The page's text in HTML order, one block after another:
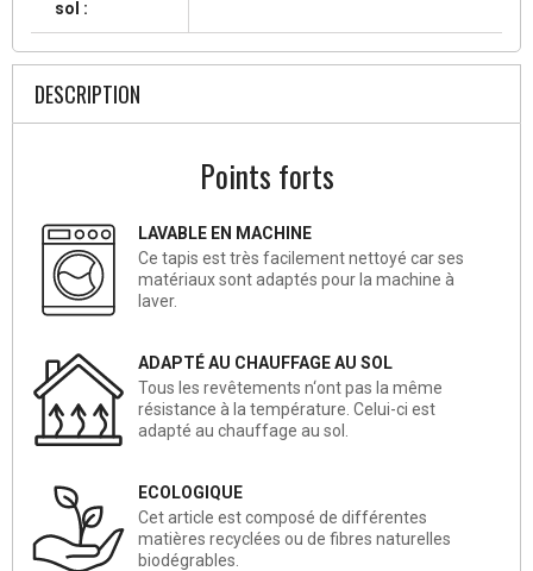
sol :
DESCRIPTION
Points forts
LAVABLE EN MACHINE
Ce tapis est très facilement nettoyé car ses
matériaux sont adaptés pour la machine à
laver.
ADAPTÉ AU CHAUFFAGE AU SOL
Tous les revêtements n‘ont pas la même
résistance à la température. Celui-ci est
adapté au chauffage au sol.
ECOLOGIQUE
Cet article est composé de différentes
matières recyclées ou de fibres naturelles
biodégrables.